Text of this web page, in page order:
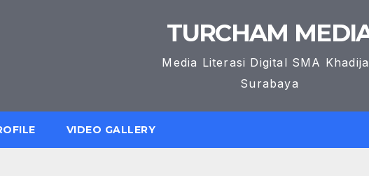
TURCHAM
Media Literasi Digital SMA
Surabaya
VIDEO GALLERY